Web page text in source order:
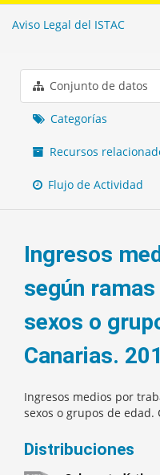
Aviso Legal del ISTAC
Conjunto de datos
Categorías
Recursos
Flujo de Actividad
Ingresos
según
sexos o
Canarias.
Ingresos medios por
sexos o grupos de edad.
Distribuciones